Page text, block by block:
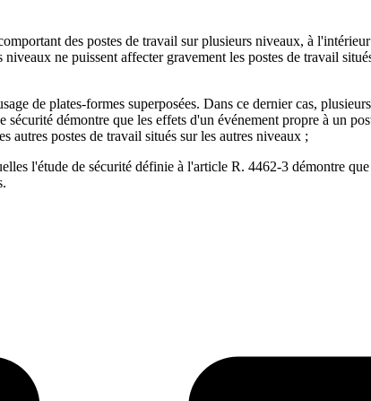
des postes de travail sur plusieurs niveaux, à
ne puissent affecter gravement les postes de travail
de plates-formes superposées. Dans ce dernier cas,
démontre que les effets d'un événement propre à un
autres postes de travail situés sur les autres niveaux ;
l'étude de sécurité définie à l'article R. 4462-3 démontre